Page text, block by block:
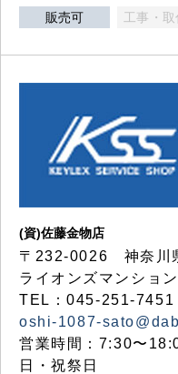
販売可 工事・取
(資)佐藤金物店
〒232-0026 神奈川
ライオンズマンショ
TEL：045-251-
oshi-1087-
営業時間：7:30〜
日・祝祭日